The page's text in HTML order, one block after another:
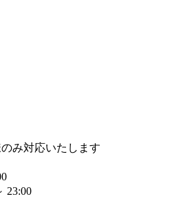
み対応いたします
23:00